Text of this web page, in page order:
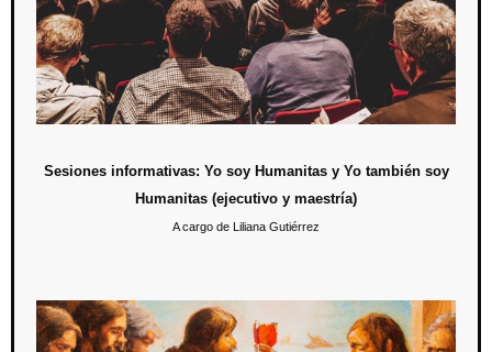
comunidad estudiantil de nuestra Universidad, con la intención de
fortalecer su sentido de identidad y de conocer los procesos
administrativos, académicos y demás.
Sesiones informativas: Yo soy Humanitas y Yo también soy
Humanitas (ejecutivo y maestría)
A cargo de Liliana Gutiérrez